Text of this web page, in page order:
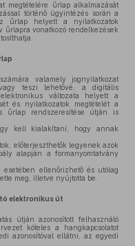
megtételére űrlap alkalmazását
történő ügyintézés során a
űrlap helyett a nyilatkozatok
űrlapra vonatkozó rendelkezések
valamely jognyilatkozat
teszi lehetővé, a digitális
változata helyett a
és nyilatkozatok megtételét a
űrlap rendszeresítése útján is
kell kialakítani, hogy annak
előterjeszthetők legyenek azok
alapján a formanyomtatvány
ellenőrizhető és utólag
meg, illetve nyújtotta be.
elektronikus út
útján azonosított felhasználó
köteles a hangkapcsolatot
azonosítóval ellátni, az egyedi